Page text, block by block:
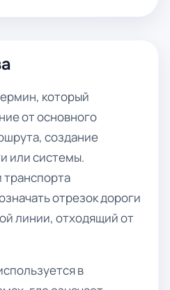
который
от основного
создание
или системы.
отрезок дороги
линии, отходящий от
в